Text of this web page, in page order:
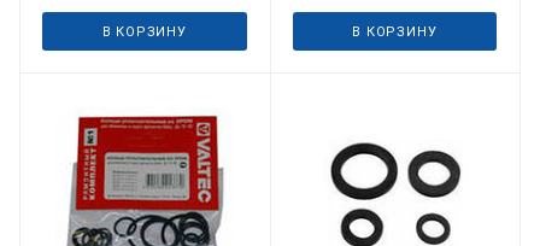
В КОРЗИНУ В КОРЗИНУ